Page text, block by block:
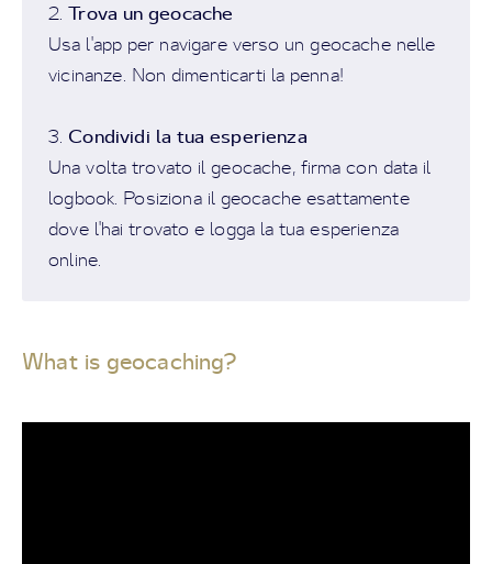
2.Trova un geocache
Usa l'app per navigare verso un geocache nelle
vicinanze. Non dimenticarti la penna!
3. Condividi la tua esperienza
Una volta trovato il geocache, firma con data il
logbook. Posiziona il geocache esattamente
dove l'hai trovato e logga la tua esperienza
online.
What is geocaching?